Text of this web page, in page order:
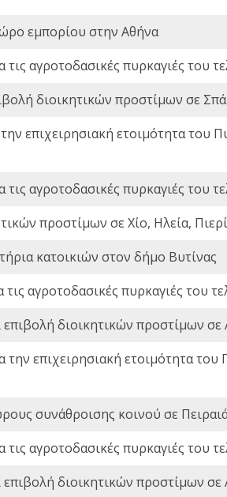
εμπορίου στην Αθήνα
τις αγροτοδασικές πυρκαγιές
διοικητικών προστίμων σε
επιχειρησιακή ετοιμότητα
τις αγροτοδασικές πυρκαγιές
προστίμων σε Χίο, Ηλεία,
κατοικιών στον δήμο Βυτίνας
τις αγροτοδασικές πυρκαγιές
επιβολή διοικητικών προστίμων
την επιχειρησιακή ετοιμότητα
συνάθροισης κοινού σε
τις αγροτοδασικές πυρκαγιές
επιβολή διοικητικών προστίμων